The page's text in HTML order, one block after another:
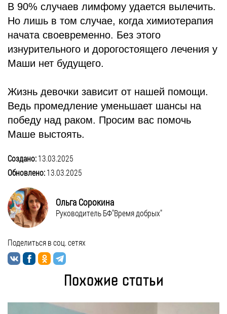
В 90% случаев лимфому удается вылечить.
Но лишь в том случае, когда химиотерапия
начата своевременно. Без этого
изнурительного и дорогостоящего лечения у
Маши нет будущего.
Жизнь девочки зависит от нашей помощи.
Ведь промедление уменьшает шансы на
победу над раком. Просим вас помочь
Маше выстоять.
Создано:13.03.2025
Обновлено:13.03.2025
Ольга Сорокина
Руководитель БФ"Время добрых"
Поделиться в соц. сетях
Похожие статьи